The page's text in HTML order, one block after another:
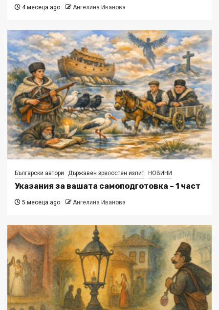
4 месеца ago Ангелина Иванова
Български автори Държавен зрелостен изпит НОВИНИ
Указания за вашата самоподготовка – 1 част
5 месеца ago Ангелина Иванова